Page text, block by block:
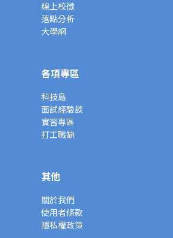
線上校徵
落點分析
大學網
各項專區
科技島
面試經驗談
實習專區
打工職缺
其他
關於我們
使用者條款
隱私權政策